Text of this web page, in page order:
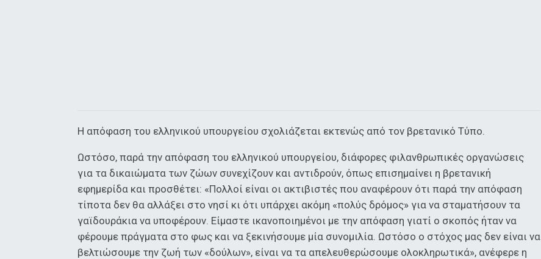
Η απόφαση του ελληνικού υπουργείου σχολιάζεται εκτενώς από τον βρετανικό Τύπο.
Ωστόσο, παρά την απόφαση του ελληνικού υπουργείου, διάφορες φιλανθρωπικές οργανώσεις
για τα δικαιώματα των ζώων συνεχίζουν και αντιδρούν, όπως επισημαίνει η βρετανική
εφημερίδα και προσθέτει: «Πολλοί είναι οι ακτιβιστές που αναφέρουν ότι παρά την απόφαση
τίποτα δεν θα αλλάξει στο νησί κι ότι υπάρχει ακόμη «πολύς δρόμος» για να σταματήσουν τα
γαϊδουράκια να υποφέρουν. Είμαστε ικανοποιημένοι με την απόφαση γιατί ο σκοπός ήταν να
φέρουμε πράγματα στο φως και να ξεκινήσουμε μία συνομιλία. Ωστόσο ο στόχος μας δεν είναι να
βελτιώσουμε την ζωή των «δούλων», είναι να τα απελευθερώσουμε ολοκληρωτικά», ανέφερε η